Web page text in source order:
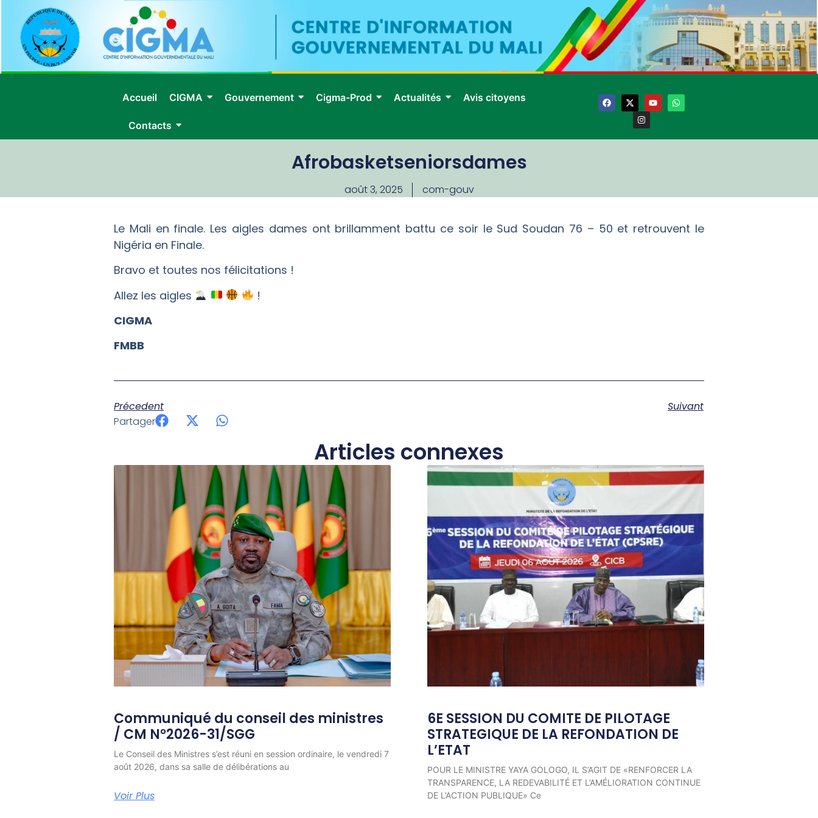
Accueil CIGMA Gouvernement Cigma-Prod Actualités Avis citoyens
Contacts
Afrobasketseniorsdames
août 3, 2025 com-gouv
Le Mali en finale. Les aigles dames ont brillamment battu ce soir le Sud Soudan 76 – 50 et retrouvent le
Nigéria en Finale.
Bravo et toutes nos félicitations !
Allez les aigles
!
CIGMA
FMBB
Précedent
Suivant
Partager
Articles connexes
Communiqué du conseil des ministres
/ CM N°2026-31/SGG
Le Conseil des Ministres s’est réuni en session ordinaire, le vendredi 7
août 2026, dans sa salle de délibérations au
Voir Plus
6E SESSION DU COMITE DE PILOTAGE
STRATEGIQUE DE LA REFONDATION DE
L’ETAT
POUR LE MINISTRE YAYA GOLOGO, IL S’AGIT DE «RENFORCER LA
TRANSPARENCE, LA REDEVABILITÉ ET L’AMÉLIORATION CONTINUE
DE L’ACTION PUBLIQUE» Ce